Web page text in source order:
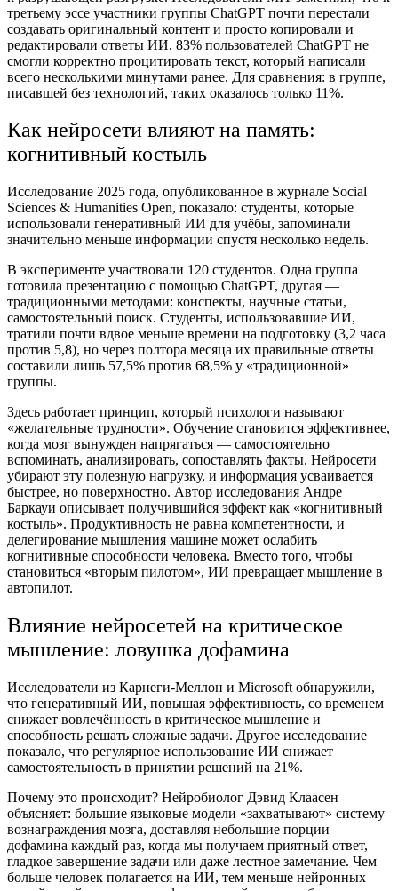
третьему эссе участники группы ChatGPT почти перестали
создавать оригинальный контент и просто копировали и
редактировали ответы ИИ. 83% пользователей ChatGPT не
смогли корректно процитировать текст, который написали
всего несколькими минутами ранее. Для сравнения: в группе,
писавшей без технологий, таких оказалось только 11%.
Как нейросети влияют на память:
когнитивный костыль
Исследование 2025 года, опубликованное в журнале Social
Sciences & Humanities Open, показало: студенты, которые
использовали генеративный ИИ для учёбы, запоминали
значительно меньше информации спустя несколько недель.
В эксперименте участвовали 120 студентов. Одна группа
готовила презентацию с помощью ChatGPT, другая —
традиционными методами: конспекты, научные статьи,
самостоятельный поиск. Студенты, использовавшие ИИ,
тратили почти вдвое меньше времени на подготовку (3,2 часа
против 5,8), но через полтора месяца их правильные ответы
составили лишь 57,5% против 68,5% у «традиционной»
группы.
Здесь работает принцип, который психологи называют
«желательные трудности». Обучение становится эффективнее,
когда мозг вынужден напрягаться — самостоятельно
вспоминать, анализировать, сопоставлять факты. Нейросети
убирают эту полезную нагрузку, и информация усваивается
быстрее, но поверхностно. Автор исследования Андре
Баркауи описывает получившийся эффект как «когнитивный
костыль». Продуктивность не равна компетентности, и
делегирование мышления машине может ослабить
когнитивные способности человека. Вместо того, чтобы
становиться «вторым пилотом», ИИ превращает мышление в
автопилот.
Влияние нейросетей на критическое
мышление: ловушка дофамина
Исследователи из Карнеги-Меллон и Microsoft обнаружили,
что генеративный ИИ, повышая эффективность, со временем
снижает вовлечённость в критическое мышление и
способность решать сложные задачи. Другое исследование
показало, что регулярное использование ИИ снижает
самостоятельность в принятии решений на 21%.
Почему это происходит? Нейробиолог Дэвид Клаасен
объясняет: большие языковые модели «захватывают» систему
вознаграждения мозга, доставляя небольшие порции
дофамина каждый раз, когда мы получаем приятный ответ,
гладкое завершение задачи или даже лестное замечание. Чем
больше человек полагается на ИИ, тем меньше нейронных